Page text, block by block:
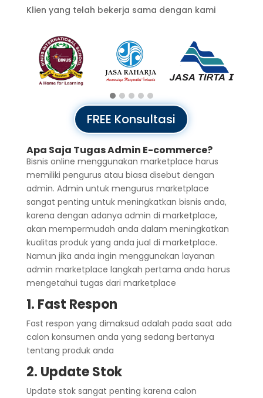
Klien yang telah bekerja sama dengan kami
FREE Konsultasi
Apa Saja Tugas Admin E-commerce?
Bisnis online menggunakan marketplace harus
memiliki pengurus atau biasa disebut dengan
admin. Admin untuk mengurus marketplace
sangat penting untuk meningkatkan bisnis anda,
karena dengan adanya admin di marketplace,
akan mempermudah anda dalam meningkatkan
kualitas produk yang anda jual di marketplace.
Namun jika anda ingin menggunakan layanan
admin marketplace langkah pertama anda harus
mengetahui tugas dari marketplace
1. Fast Respon
Fast respon yang dimaksud adalah pada saat ada
calon konsumen anda yang sedang bertanya
tentang produk anda
2. Update Stok
Update stok sangat penting karena calon